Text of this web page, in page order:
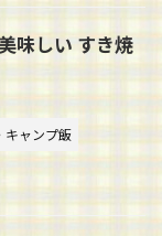
味しい すき焼
キャンプ飯